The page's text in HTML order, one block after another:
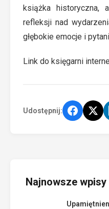
książka historyczna,
refleksji nad
głębokie emocje i
Link do księgarni
Udostępnij:
Najnowsze wpisy